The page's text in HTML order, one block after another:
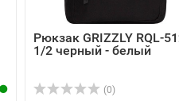
Рюкзак GRIZZLY RQL-
1/2 черный - белый
(0)